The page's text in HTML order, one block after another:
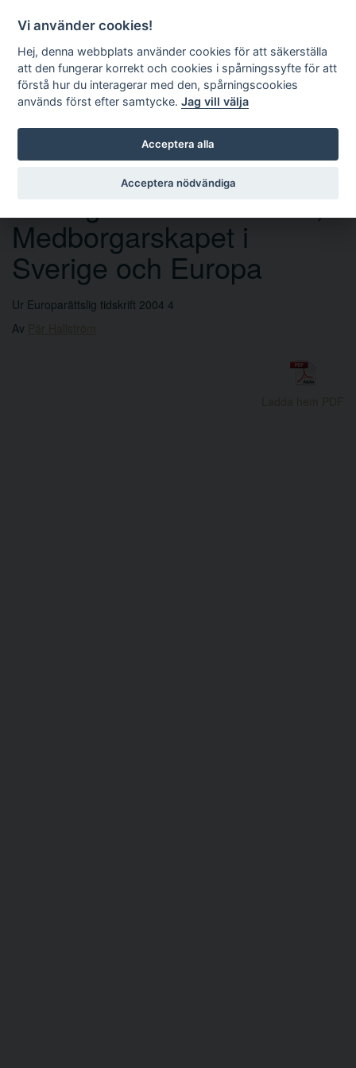
Sök
Medborgarskapet i
Sverige och Europa
Ur Europarättslig tidskrift 2004 4
Av
Vi använder cookies!
Hej, denna webbplats använder cookies för att säkerställa
att den fungerar korrekt och cookies i spårningssyfte för att
förstå hur du interagerar med den, spårningscookies
används först efter samtycke.Jag vill välja
Acceptera alla
Acceptera nödvändiga